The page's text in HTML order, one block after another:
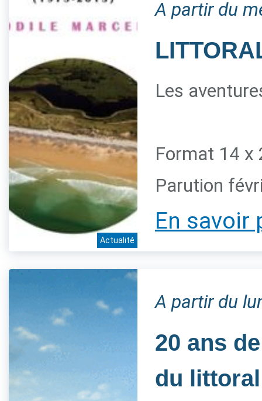
Actualité
A partir du
Les
Format 14 x
Parution
En savoir
A partir du
20 ans
du littoral